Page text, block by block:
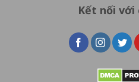
Kết nối với